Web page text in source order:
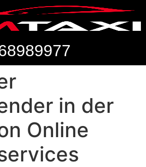
in der
Online